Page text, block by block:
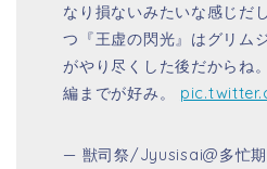
なり損ないみたいな感じだ
つ『王虚の閃光』はグリム
がやり尽くした後だからね
編までが好み。
— 獣司祭/Jyusisai@多忙期